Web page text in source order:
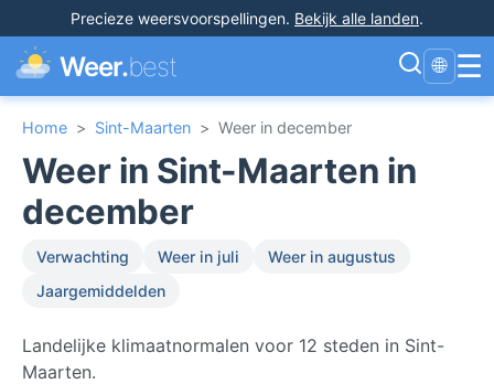
Precieze weersvoorspellingen. Bekijk alle landen.
Weer.best 🌐 ☰
Home > Sint-Maarten > Weer in december
Weer in Sint-Maarten in
december
Verwachting Weer in juli
Weer in augustus
Jaargemiddelden
Landelijke klimaatnormalen voor 12 steden in Sint-
Maarten.